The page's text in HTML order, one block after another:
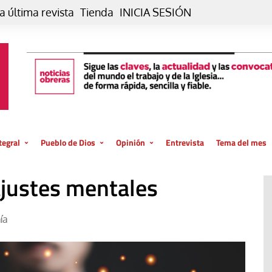
última revista Tienda INICIA SESIÓN
creación
Pueblo de Dios
La oración de cada día
El Evangelio en tu vida
Opinión
Blog De paso…
Blog Desde mi azotea
Entrevista Tema del mes
mentales